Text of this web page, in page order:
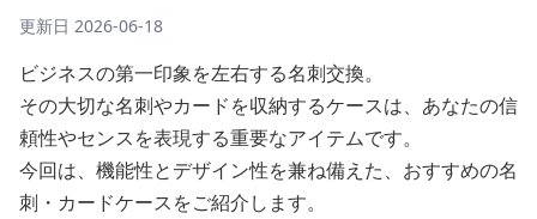
更新日 2026-06-18
ビジネスの第一印象を左右する名刺交換。
その大切な名刺やカードを収納するケースは、あなたの信
頼性やセンスを表現する重要なアイテムです。
今回は、機能性とデザイン性を兼ね備えた、おすすめの名
刺・カードケースをご紹介します。